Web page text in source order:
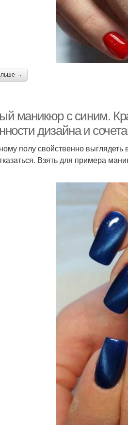
→
маникюр с синим.
дизайна и
полу свойственно
Взять для примера